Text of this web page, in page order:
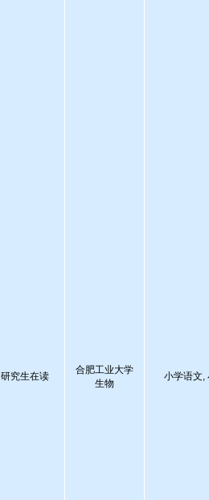
研究生在读
合肥工业大学
生物
小学语文,